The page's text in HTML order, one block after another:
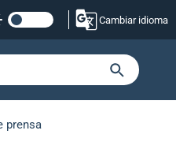
Cambiar idioma
prensa